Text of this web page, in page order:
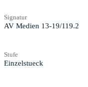
Signatur
AV Medien 13-19/119.2
Stufe
Einzelstueck